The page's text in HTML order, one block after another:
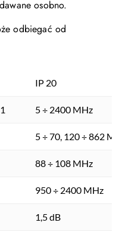
osobno.
odbiegać od
IP 20
5 ÷ 2400 MHz
5 ÷ 70, 120 ÷ 862
88 ÷ 108 MHz
950 ÷ 2400 MHz
1,5 dB